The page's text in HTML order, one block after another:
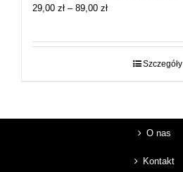
29,00 zł – 89,00 złZakres
29,00 zł
Szczegóły
O nas
Kontakt